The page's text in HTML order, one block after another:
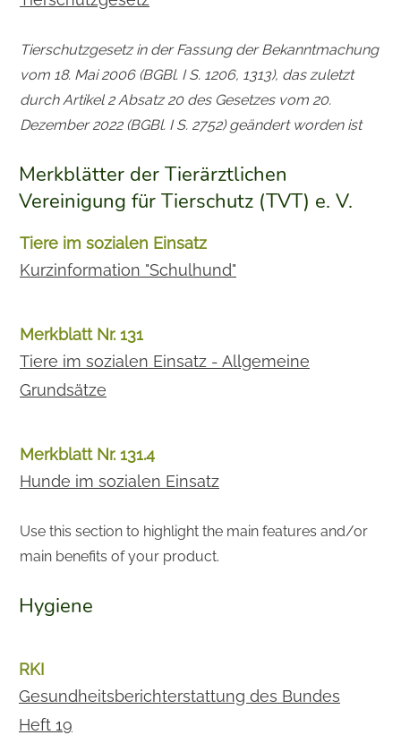
Tierschutzgesetz in der Fassung der Bekanntmachung
vom 18. Mai 2006 (BGBl. I S. 1206, 1313), das zuletzt
durch Artikel 2 Absatz 20 des Gesetzes vom 20.
Dezember 2022 (BGBl. I S. 2752) geändert worden ist
Merkblätter der Tierärztlichen
Vereinigung für Tierschutz (TVT) e. V.
Tiere im sozialen Einsatz
Kurzinformation "Schulhund"
Merkblatt Nr. 131
Tiere im sozialen Einsatz - Allgemeine
Grundsätze
Merkblatt Nr. 131.4
Hunde im sozialen Einsatz
Use this section to highlight the main features and/or
main benefits of your product.
Hygiene
RKI
Gesundheitsberichterstattung des Bundes
Heft 19